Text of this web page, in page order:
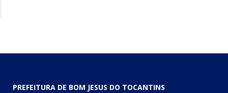
PREFEITURA DE BOM JESUS DO TOCANTINS